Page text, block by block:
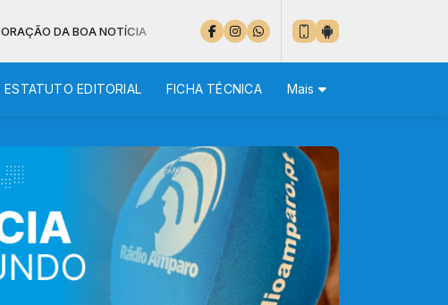
DA BOA NOTÍCIA
ESTATUTO EDITORIAL FICHA TÉCNICA Mais